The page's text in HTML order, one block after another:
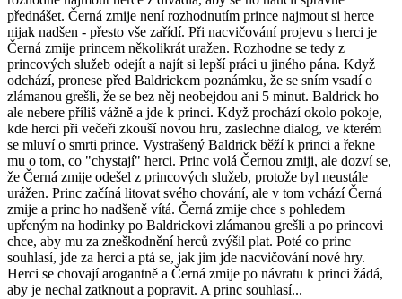
přednášet. Černá zmije není rozhodnutím prince najmout si herce
nijak nadšen - přesto vše zařídí. Při nacvičování projevu s herci je
Černá zmije princem několikrát uražen. Rozhodne se tedy z
princových služeb odejít a najít si lepší práci u jiného pána. Když
odchází, pronese před Baldrickem poznámku, že se sním vsadí o
zlámanou grešli, že se bez něj neobejdou ani 5 minut. Baldrick ho
ale nebere příliš vážně a jde k princi. Když prochází okolo pokoje,
kde herci při večeři zkouší novou hru, zaslechne dialog, ve kterém
se mluví o smrti prince. Vystrašený Baldrick běží k princi a řekne
mu o tom, co "chystají" herci. Princ volá Černou zmiji, ale dozví se,
že Černá zmije odešel z princových služeb, protože byl neustále
urážen. Princ začíná litovat svého chování, ale v tom vchází Černá
zmije a princ ho nadšeně vítá. Černá zmije chce s pohledem
upřeným na hodinky po Baldrickovi zlámanou grešli a po princovi
chce, aby mu za zneškodnění herců zvýšil plat. Poté co princ
souhlasí, jde za herci a ptá se, jak jim jde nacvičování nové hry.
Herci se chovají arogantně a Černá zmije po návratu k princi žádá,
aby je nechal zatknout a popravit. A princ souhlasí...